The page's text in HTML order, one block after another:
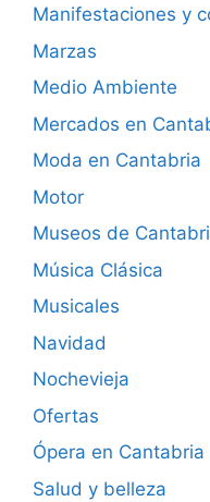
Manifestaciones y
Marzas
Medio Ambiente
Mercados en
Moda en Cantabria
Motor
Museos de
Música Clásica
Musicales
Navidad
Nochevieja
Ofertas
Ópera en Cantabria
Salud y belleza